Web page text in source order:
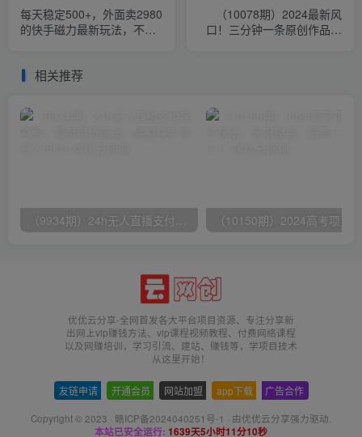
每天稳定500+，外面卖2980
的快手磁力最新玩法，不靠
（10078期）2024最新风
口！三分钟一条原创作品，
相关推荐
（9934期）24h无人直播支付宝项目，最新带货玩法，纯躺赚实测日入500+
优优云分享-全网首发各大平台项目资源、专注分享新
出网上vip赚钱方法、vip课程视频教程、付费网络课程
以及网赚培训，学习引流、建站、赚钱等，学项目技术
从这里开始！
友链申请 开通会员 网站加盟 app下载 广告合作
Copyright © 2023 · 赣ICP备2024040251号-1 · 由优优云分享强力驱动.
本站已安全运行: 1639天5小时11分11秒